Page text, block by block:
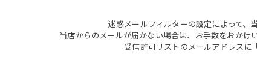
迷惑メールフィルターの設定によって、
当店からのメールが届かない場合は、お手数をおかけ
受信許可リストのメールアドレスに